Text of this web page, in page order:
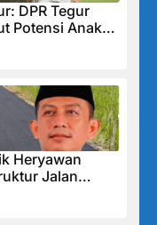
DPR Tegur
Potensi Anak
Pintas”
Heryawan
Jalan